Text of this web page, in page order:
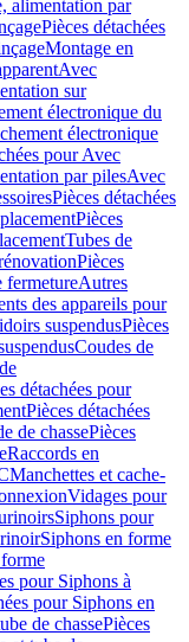
alimentation par
Pièces détachées
Montage en
Avec
sur
électronique du
électronique
pour Avec
par pilesAvec
Pièces détachées
Pièces
Tubes de
Pièces
fermetureAutres
des appareils pour
suspendusPièces
Coudes de
détachées pour
Pièces détachées
de chassePièces
Raccords en
Manchettes et cache-
Vidages pour
Siphons pour
Siphons en forme
pour Siphons à
pour Siphons en
de chassePièces